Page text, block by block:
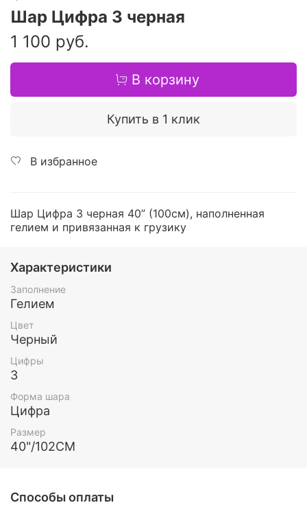
Шар Цифра 3 черная
1 100 руб.
В корзину
Купить в 1 клик
В избранное
Шар Цифра 3 черная 40” (100см), наполненная
гелием и привязанная к грузику
Характеристики
Заполнение
Гелием
Цвет
Черный
Цифры
3
Форма шара
Цифра
Размер
40"/102СМ
Способы оплаты